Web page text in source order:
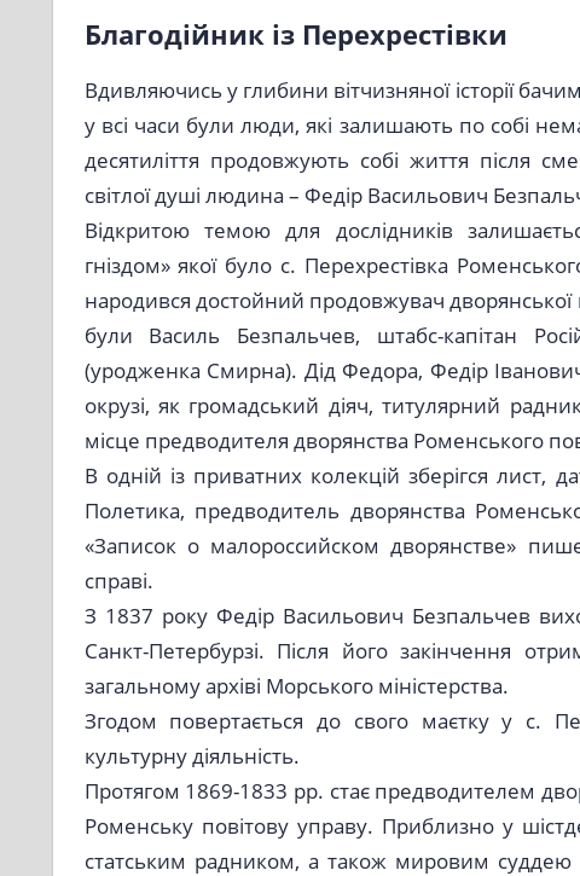
Благодійник із Перехрестівки
Вдивляючись у глибини вітчизняної історії
у всі часи були люди, які залишають по собі
десятиліття продовжують собі життя після
світлої душі людина – Федір Васильович
Відкритою темою для дослідників
гніздом» якої було с. Перехрестівка
народився достойний продовжувач
були Василь Безпальчев, штабс-капітан
(уродженка Смирна). Дід Федора, Федір
окрузі, як громадський діяч, титулярний
місце предводителя дворянства Роменського
В одній із приватних колекцій зберігся
Полетика, предводитель дворянства
«Записок о малороссийском дворянстве»
справі.
З 1837 року Федір Васильович Безпальчев
Санкт-Петербурзі. Після його закінчення
загальному архіві Морського міністерства.
Згодом повертається до свого маєтку у с.
культурну діяльність.
Протягом 1869-1833 рр. стає предводителем
Роменську повітову управу. Приблизно у
статським радником, а також мировим суддею